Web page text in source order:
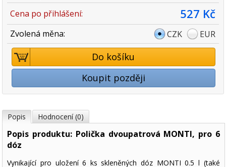
Cena po přihlášení: 527 Kč
Zvolená měna: CZK EUR
Do košíku
Koupit později
Popis Hodnocení (0)
Popis produktu: Polička dvoupatrová MONTI, pro 6
dóz
Vynikající pro uložení 6 ks skleněných dóz MONTI 0.5 l (také